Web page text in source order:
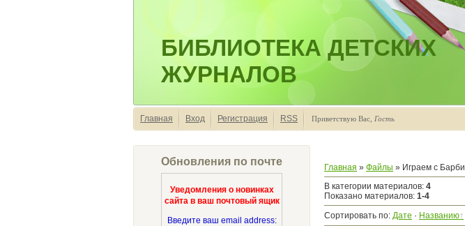
БИБЛИОТЕКА ДЕТСКИХ
ЖУРНАЛОВ
Главная Вход Регистрация RSS Приветствую Вас Гость
Обновления по почте
Уведомления о новинках
сайта в ваш почтовый ящик
Введите ваш email address:
Главная » Файлы » Играем с Барби
В категории материалов: 4
Показано материалов: 1-4
Сортировать по: Дате · Названию